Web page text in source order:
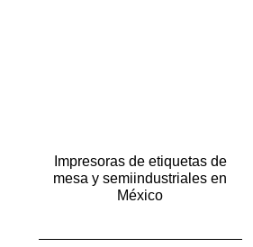
Impresoras de etiquetas de
mesa y semiindustriales en
México